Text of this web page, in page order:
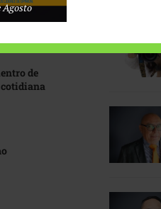
de
Agosto